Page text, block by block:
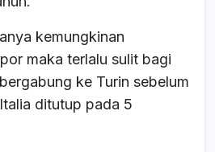
kemungkinan
maka terlalu sulit bagi
ke Turin sebelum
ditutup pada 5